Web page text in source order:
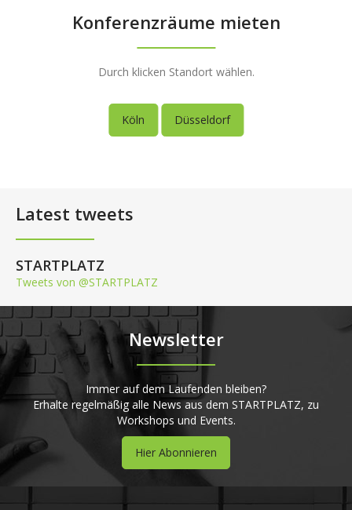
Konferenzräume mieten
Durch klicken Standort wählen.
Köln Düsseldorf
Latest tweets
STARTPLATZ
Tweets von @STARTPLATZ
Newsletter
Immer auf dem Laufenden bleiben?
Erhalte regelmäßig alle News aus dem STARTPLATZ, zu
Workshops und Events.
Hier Abonnieren